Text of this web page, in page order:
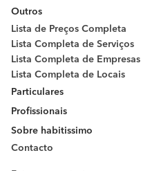
Outros
Lista de Preços Completa
Lista Completa de Serviços
Lista Completa de Empresas
Lista Completa de Locais
Particulares
Profissionais
Sobre habitissimo
Contacto